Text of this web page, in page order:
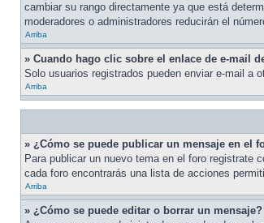
cambiar su rango directamente ya que está
moderadores o administradores reducirán el
Arriba
» Cuando hago clic sobre el enlace de e-mail
Solo usuarios registrados pueden enviar e-mail a
Arriba
» ¿Cómo se puede publicar un mensaje en el
Para publicar un nuevo tema en el foro registrate
cada foro encontrarás una lista de acciones
Arriba
» ¿Cómo se puede editar o borrar un mensaje?